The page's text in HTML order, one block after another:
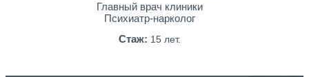
Главный врач клиники
Психиатр-нарколог
Стаж: 15 лет.